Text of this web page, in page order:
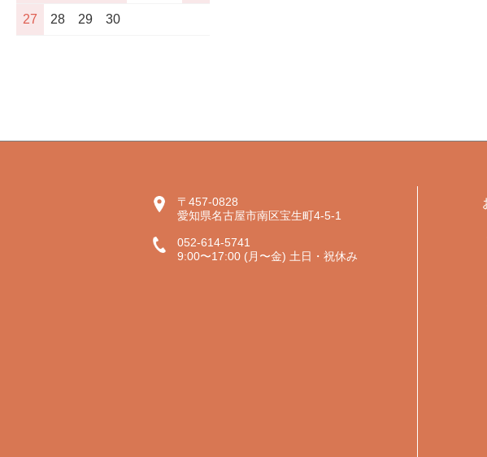
27 28 29 30
〒457-0828
愛知県名古屋市南区宝生町4-5-1
052-614-5741
9:00〜17:00 (月〜金) 土日・祝休み